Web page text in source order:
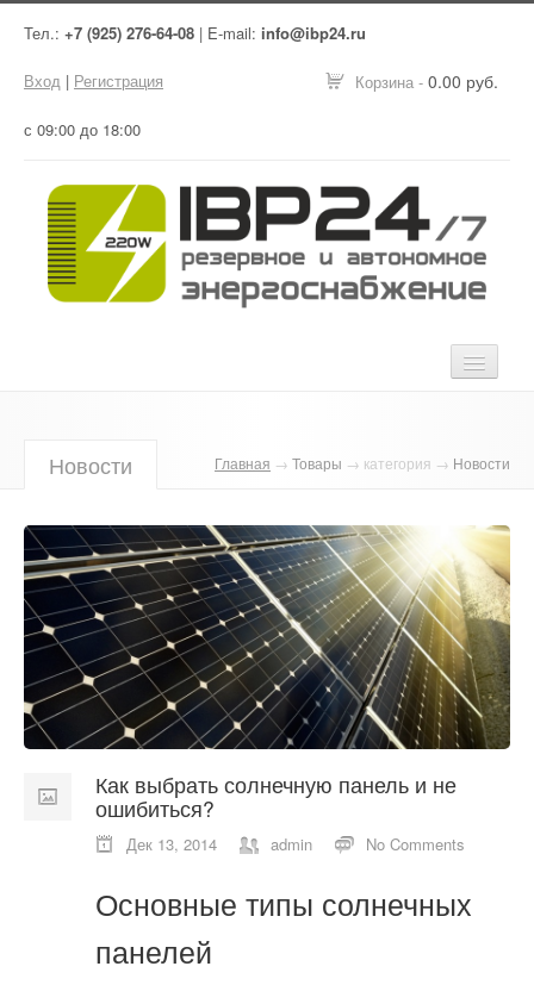
Тел.: +7 (925) 276-64-08 | E-mail: info@ibp24.ru
Корзина - 0.00 руб.
Вход | Регистрация
с 09:00 до 18:00
Оборудование
Услуги
О компании
Отзывы
Контакты
Новости Главная → Товары → категория → Новости
Как выбрать солнечную панель и не
ошибиться?
Дек 13, 2014 admin No Comments
Основные типы солнечных
панелей